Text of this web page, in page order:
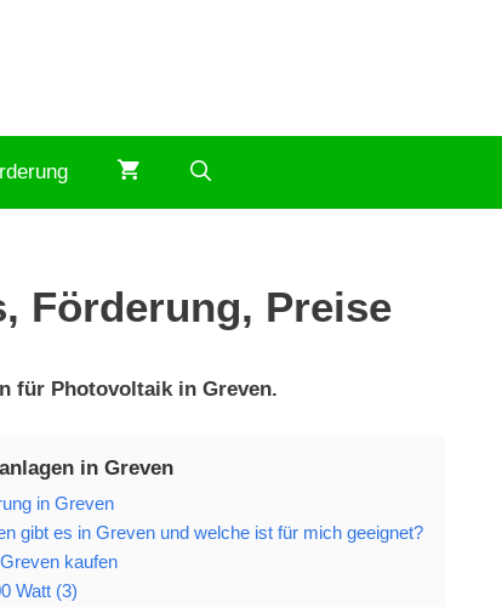
Förderung, Preise
für Photovoltaik in Greven.
in Greven
in Greven
gibt es in Greven und welche ist für mich geeignet?
kaufen
Watt (3)